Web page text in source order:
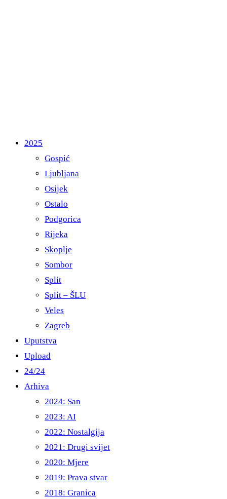
2025
Gospić
Ljubljana
Osijek
Ostalo
Podgorica
Rijeka
Skoplje
Sombor
Split
Split – ŠLU
Veles
Zagreb
Uputstva
Upload
24/24
Arhiva
2024: San
2023: AI
2022: Nostalgija
2021: Drugi svijet
2020: Mjere
2019: Prava stvar
2018: Granica